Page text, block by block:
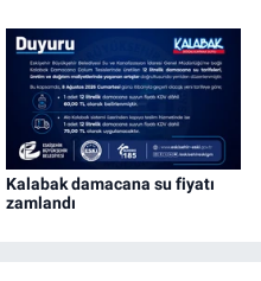
Kalabak damacana su fiyatı
zamlandı